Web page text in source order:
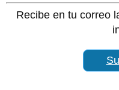
Recibe en tu correo